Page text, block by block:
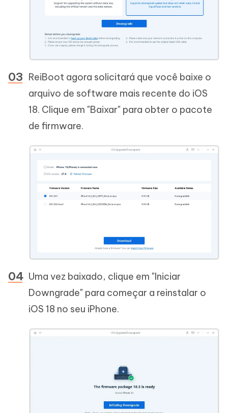
ReiBoot agora solicitará que você baixe o
arquivo de software mais recente do iOS
18. Clique em "Baixar" para obter o pacote
de firmware.
Uma vez baixado, clique em "Iniciar
Downgrade" para começar a reinstalar o
iOS 18 no seu iPhone.